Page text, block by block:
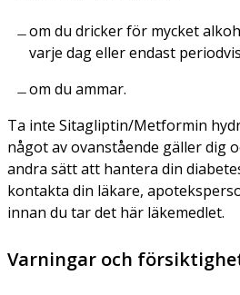
om du dricker för mycket
varje dag eller endast
om du ammar.
Ta inte Sitagliptin/Metformin
något av ovanstående gäller dig
andra sätt att hantera din
kontakta din läkare,
innan du tar det här läkemedlet.
Varningar och